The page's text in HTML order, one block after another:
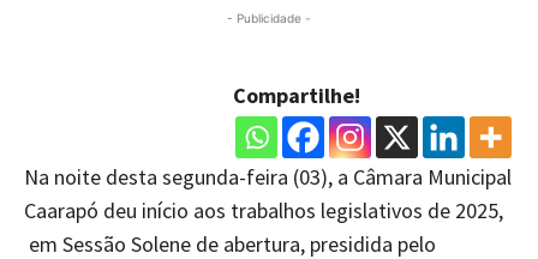
- Publicidade -
Compartilhe!
Na noite desta segunda-feira (03), a Câmara Municipal
Caarapó deu início aos trabalhos legislativos de 2025,
em Sessão Solene de abertura, presidida pelo